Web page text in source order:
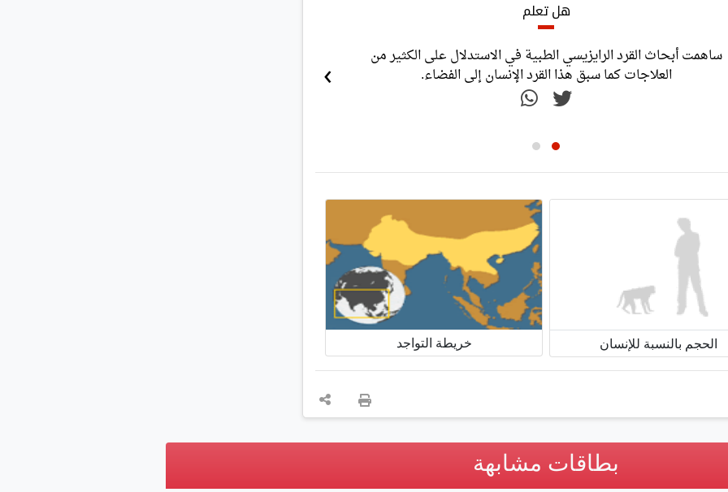
هل تعلم
ساهمت أبحاث القرد الرايزيسي الطبية في الاستدلال على الكثير من
العلاجات كما سبق هذا القرد الإنسان إلى الفضاء.
›
الحجم بالنسبة للإنسان خريطة التواجد
بطاقات مشابهة